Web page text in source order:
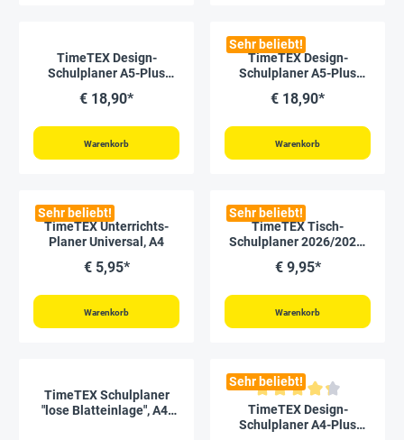
TimeTEX Design-
Schulplaner A5-Plus
€ 18,90*
Warenkorb
Sehr beliebt!
TimeTEX Design-
Schulplaner A5-Plus
€ 18,90*
Warenkorb
Sehr beliebt!
TimeTEX Unterrichts-
Planer Universal, A4
€ 5,95*
Warenkorb
Sehr beliebt!
TimeTEX Tisch-
Schulplaner 2026/2027,
€ 9,95*
Warenkorb
TimeTEX Schulplaner
"lose Blatteinlage", A4-
Sehr beliebt!
Durchschnittliche Bewertung
TimeTEX Design-
Schulplaner A4-Plus